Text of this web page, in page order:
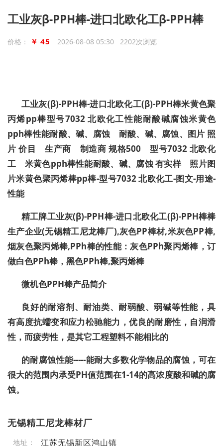
工业灰β-PPH棒-进口北欧化工β-PPH棒
价格： ￥ 45 2026-08-08 05:30 2202次浏览
工业灰(β)-PPH棒-进口北欧化工(β)-PPH棒米黄色聚
丙烯pp棒型号7032 北欧化工性能耐酸碱腐蚀米黄色
pph棒性能耐酸、碱、腐蚀 耐酸、碱、腐蚀、 图片 照
片 价目 生产商 制造商 规格500 型号7032 北欧化
工 米黄色pph棒性能耐酸、碱、腐蚀 有实样 照片图
片米黄色聚丙烯棒pp棒-型号7032 北欧化工-图文-用途-
性能
精工牌工业灰(β)-PPH棒-进口北欧化工(β)-PPH棒棒
生产企业(无锡精工尼龙棒厂),灰色PP棒材,米灰色PP棒,
烟灰色聚丙烯棒,PPh棒的性能：灰色PPh聚丙烯棒，订
做白色PPh棒，黑色PPh棒,聚丙烯棒
微机色PPH棒产品简介
良好的耐溶剂、耐油类、耐弱酸、弱碱等性能，具
有高度抗蠕变和应力松驰能力，优良的耐磨性，自润滑
性，而疲劳性，是其它工程塑料不能相比的
的耐腐蚀性能-----能耐大多数化学物品的腐蚀，可在
很大的范围内承受PH值范围在1-14的高浓度酸和碱的腐
蚀。
无锡精工尼龙棒材厂
地址： 江苏无锡新区鸿山镇